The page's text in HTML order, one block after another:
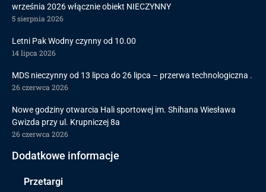
września 2026 włącznie obiekt NIECZYNNY
5 sierpnia 2026
Letni Pak Wodny czynny od 10.00
14 lipca 2026
MDS nieczynny od 13 lipca do 26 lipca – przerwa technologiczna .
26 czerwca 2026
Nowe godziny otwarcia Hali sportowej im. Shihana Wiesława
Gwizda przy ul. Krupniczej 8a
26 czerwca 2026
Dodatkowe informacje
Przetargi